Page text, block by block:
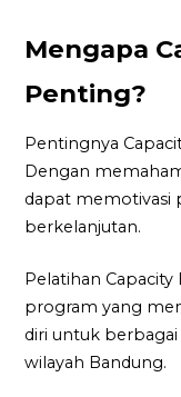
Mengapa
Penting?
Pentingnya
Dengan
dapat memotivasi
berkelanjutan.
Pelatihan Capacity
program yang
diri untuk berbagai
wilayah Bandung.